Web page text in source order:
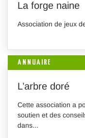
La forge naine
Association de jeux
ANNUAIRE
L’arbre doré
Cette association a
soutien et des
dans...